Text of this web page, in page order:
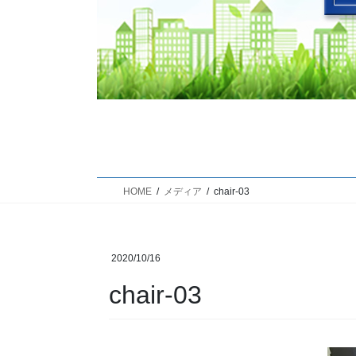
HOME メディア chair-03
2020/10/16
chair-03